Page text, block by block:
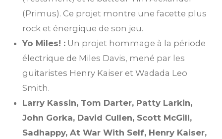
(Primus). Ce projet montre une facette plus
rock et énergique de son jeu.
Yo Miles! : Un projet hommage à la période
électrique de Miles Davis, mené par les
guitaristes Henry Kaiser et Wadada Leo
Smith.
Larry Kassin, Tom Darter, Patty Larkin,
John Gorka, David Cullen, Scott McGill,
Sadhappy, At War With Self, Henry Kaiser,